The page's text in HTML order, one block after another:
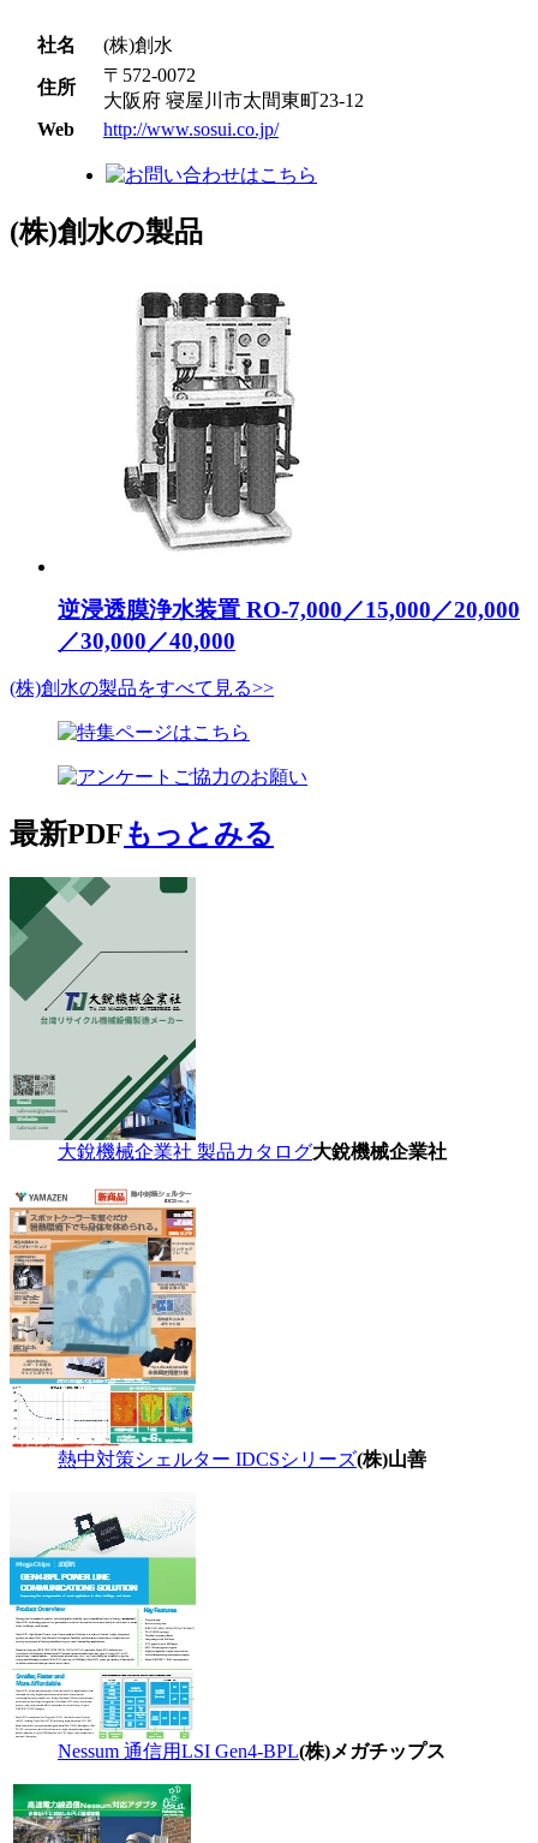
社名 (株)創水
住所
〒572-0072
大阪府 寝屋川市太間東町23-12
Web
http://www.sosui.co.jp/
(株)創水の製品
逆浸透膜浄水装置 RO-7,000／15,000／20,000
／30,000／40,000
(株)創水の製品をすべて見る>>
最新PDFもっとみる
大銳機械企業社 製品カタログ大銳機械企業社
熱中対策シェルター IDCSシリーズ(株)山善
Nessum 通信用LSI Gen4-BPL(株)メガチップス